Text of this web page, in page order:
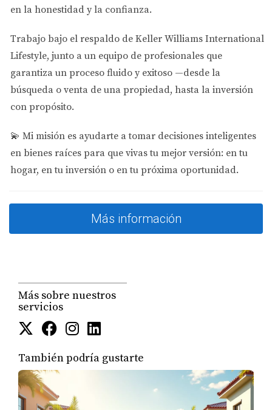
Hoy:
✔ Negociaron mejor su venta
✔ Se mudaron sin estrés
🚀 ¿Qué tienen en común estos casos?
Es estrategia.
✔ Evaluaron sus opciones
⚠️ Importante (esto marca la diferencia)
Esto no significa que sea para todo el mundo.
Depende de:
Tu situación financiera
Tu capacidad de pago
Tus objetivos
en la honestidad y la confianza.
Trabajo bajo el respaldo de Keller Williams International
Lifestyle, junto a un equipo de profesionales que
garantiza un proceso fluido y exitoso —desde la
búsqueda o venta de una propiedad, hasta la inversión
con propósito.
💫 Mi misión es ayudarte a tomar decisiones inteligentes
en bienes raíces para que vivas tu mejor versión: en tu
hogar, en tu inversión o en tu próxima oportunidad.
Más información
Más sobre nuestros
servicios
También podría gustarte